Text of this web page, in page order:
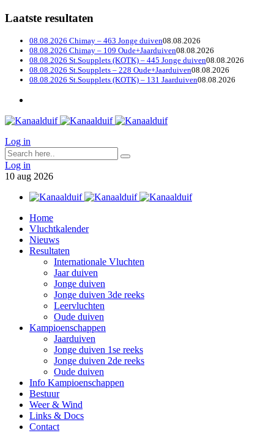
Laatste resultaten
08.08.2026 Chimay – 463 Jonge duiven08.08.2026
08.08.2026 Chimay – 109 Oude+Jaarduiven08.08.2026
08.08.2026 St.Soupplets (KOTK) – 445 Jonge duiven08.08.2026
08.08.2026 St.Soupplets – 228 Oude+Jaarduiven08.08.2026
08.08.2026 St.Soupplets (KOTK) – 131 Jaarduiven08.08.2026
Log in
Log in
10 aug 2026
Home
Vluchtkalender
Nieuws
Resultaten
Internationale Vluchten
Jaar duiven
Jonge duiven
Jonge duiven 3de reeks
Leervluchten
Oude duiven
Kampioenschappen
Jaarduiven
Jonge duiven 1se reeks
Jonge duiven 2de reeks
Oude duiven
Info Kampioenschappen
Bestuur
Weer & Wind
Links & Docs
Contact